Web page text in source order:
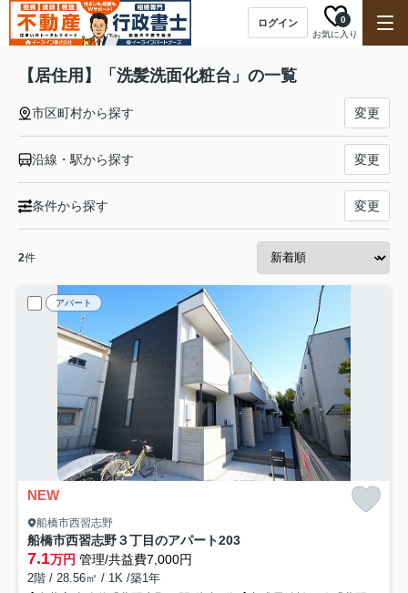
ログイン
お気に入り
0
【居住用】「洗髪洗面化粧台」の一覧
市区町村から探す 変更
沿線・駅から探す 変更
条件から探す 変更
2件
アパート
NEW
船橋市西習志野
船橋市西習志野３丁目のアパート203
7.1万円 管理/共益費7,000円
2階 / 28.56㎡ / 1K /築1年